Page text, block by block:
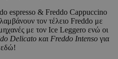
espresso & Freddo Cappuccino
τον τέλειο Freddo με
με τον Ice Leggero ενώ οι
Delicato και Freddo Intenso για
εδώ!